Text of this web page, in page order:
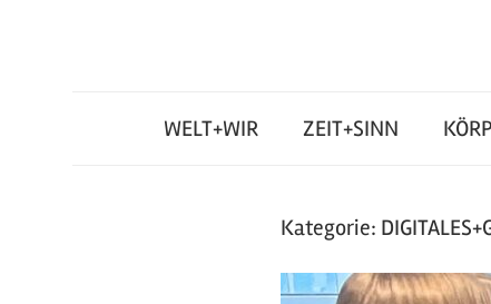
WELT+WIR ZEIT+SINN
Kategorie: